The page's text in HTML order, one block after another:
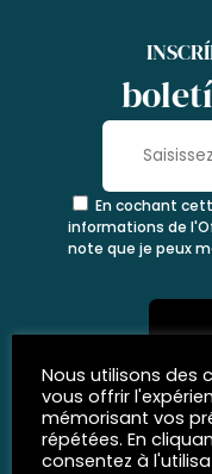
En cochant
informations de
note que je peux
Nous utilisons des
vous offrir
mémorisant vos
répétées. En
consentez à